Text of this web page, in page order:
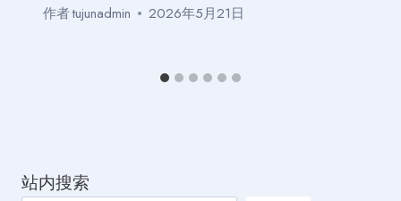
作者tujunadmin 2026年5月21日
站内搜索